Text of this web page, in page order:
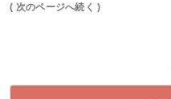
( 次のページへ続く )